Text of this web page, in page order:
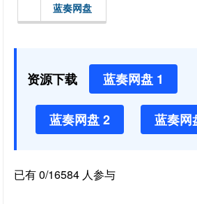
蓝奏网盘
资源下载 蓝奏网盘 1
蓝奏网盘 2 蓝奏网
已有 0/16584 人参与